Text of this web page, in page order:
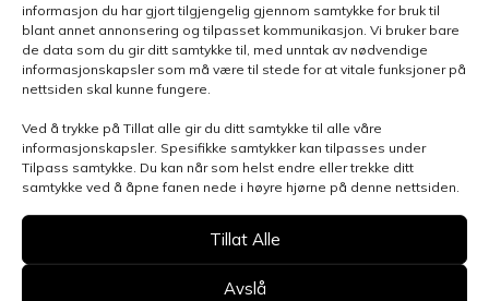
informasjon du har gjort tilgjengelig gjennom samtykke for bruk til
blant annet annonsering og tilpasset kommunikasjon. Vi bruker bare
de data som du gir ditt samtykke til, med unntak av nødvendige
informasjonskapsler som må være til stede for at vitale funksjoner på
nettsiden skal kunne fungere.
Ved å trykke på Tillat alle gir du ditt samtykke til alle våre
informasjonskapsler. Spesifikke samtykker kan tilpasses under
Tilpass samtykke. Du kan når som helst endre eller trekke ditt
samtykke ved å åpne fanen nede i høyre hjørne på denne nettsiden.
Tillat Alle
Avslå
Henvendelsen gjelder
Velg avdeling